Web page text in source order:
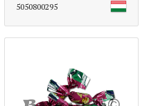
5050800295